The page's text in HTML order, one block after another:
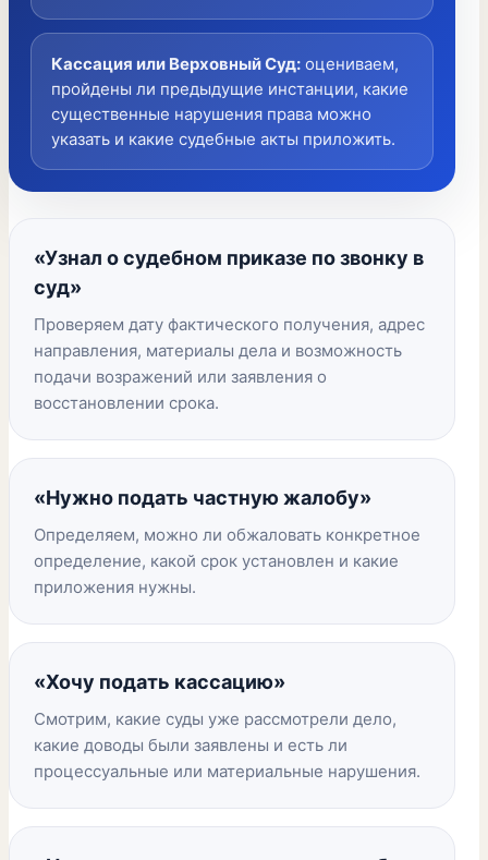
Кассация или Верховный Суд: оцениваем,
пройдены ли предыдущие инстанции, какие
существенные нарушения права можно
указать и какие судебные акты приложить.
«Узнал о судебном приказе по звонку в
суд»
Проверяем дату фактического получения, адрес
направления, материалы дела и возможность
подачи возражений или заявления о
восстановлении срока.
«Нужно подать частную жалобу»
Определяем, можно ли обжаловать конкретное
определение, какой срок установлен и какие
приложения нужны.
«Хочу подать кассацию»
Смотрим, какие суды уже рассмотрели дело,
какие доводы были заявлены и есть ли
процессуальные или материальные нарушения.